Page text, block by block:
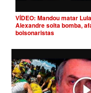
VÍDEO: Mandou matar
Alexandre solta bomba,
bolsonaristas